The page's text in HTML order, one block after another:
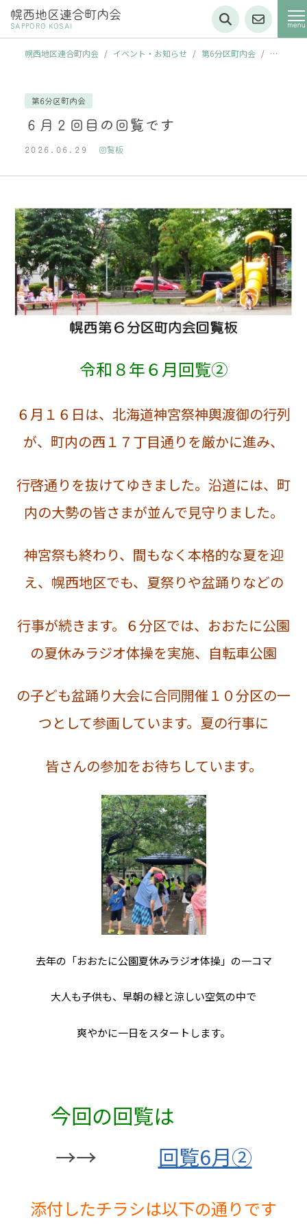
幌西地区連合町内会
SAPPORO KOSAI
幌西地区連合町内会 / イベント・お知らせ / 第6分区町内会 / ６
第6分区町内会
６月２回目の回覧です
2026.06.29 回覧板
令和８年６月回覧②
６月１６日は、北海道神宮祭神輿渡御の行列
が、町内の西１７丁目通りを厳かに進み、
行啓通りを抜けてゆきました。沿道には、町
内の大勢の皆さまが並んで見守りました。
神宮祭も終わり、間もなく本格的な夏を迎
え、幌西地区でも、夏祭りや盆踊りなどの
行事が続きます。６分区では、おおたに公園
の夏休みラジオ体操を実施、自転車公園
の子ども盆踊り大会に合同開催１０分区の一
つとして参画しています。夏の行事に
皆さんの参加をお待ちしています。
去年の「おおたに公園夏休みラジオ体操」の一コマ
大人も子供も、早朝の緑と涼しい空気の中で
爽やかに一日をスタートします。
今回の回覧は
→→ 回覧6月②
添付したチラシは以下の通りです